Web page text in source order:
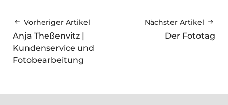
Vorheriger Artikel
Anja Theßenvitz |
Kundenservice und
Fotobearbeitung
Nächster Artikel
Der Fototag